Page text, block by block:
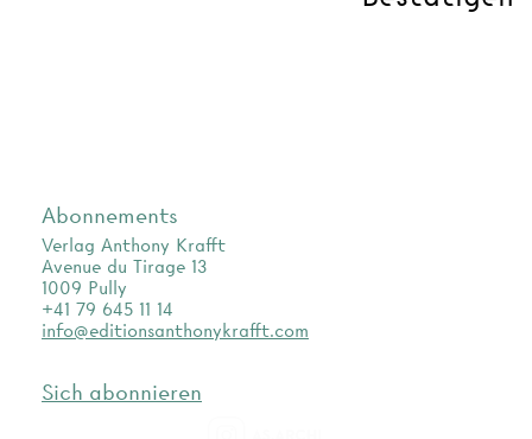
Abonnements
Verlag Anthony Krafft
Avenue du Tirage 13
1009 Pully
+41 79 645 11 14
info@editionsanthonykrafft.com
Sich abonnieren